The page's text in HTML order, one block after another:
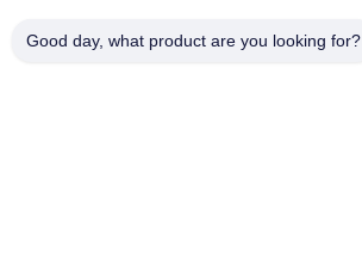
Good day, what product are you looking for?